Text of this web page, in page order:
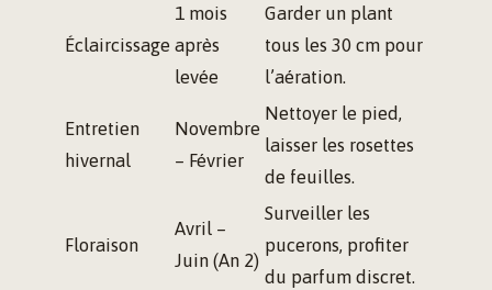
Éclaircissage
1 mois
après
levée
Garder un plant
tous les 30 cm pour
l’aération.
Entretien
hivernal
Novembre
– Février
Nettoyer le pied,
laisser les rosettes
de feuilles.
Floraison
Avril –
Juin (An 2)
Surveiller les
pucerons, profiter
du parfum discret.